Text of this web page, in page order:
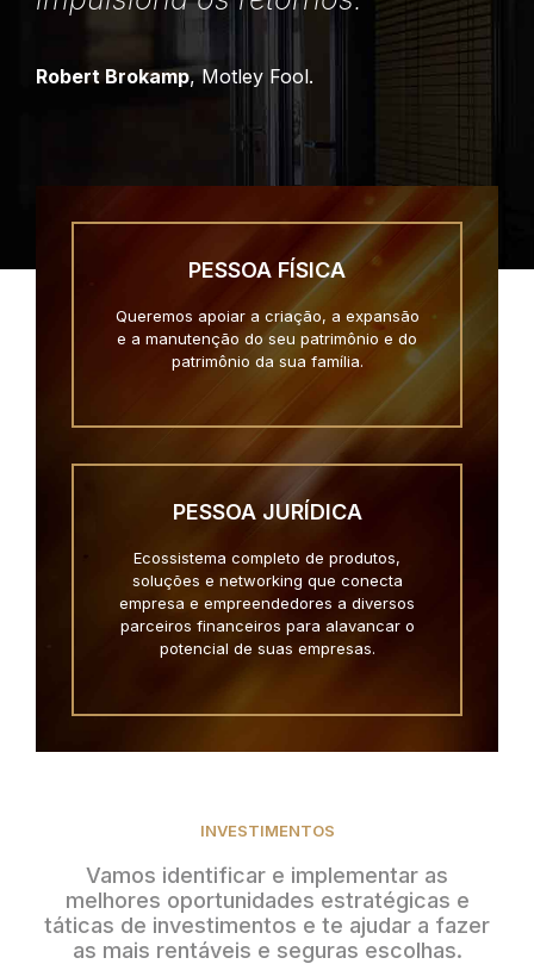
Robert Brokamp, Motley Fool.
PESSOA FÍSICA
Queremos apoiar a criação, a expansão
e a manutenção do seu patrimônio e do
patrimônio da sua família.
PESSOA JURÍDICA
Ecossistema completo de produtos,
soluções e networking que conecta
empresa e empreendedores a diversos
parceiros financeiros para alavancar o
potencial de suas empresas.
INVESTIMENTOS
Vamos identificar e implementar as
melhores oportunidades estratégicas e
táticas de investimentos e te ajudar a fazer
as mais rentáveis e seguras escolhas.